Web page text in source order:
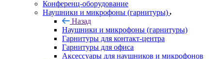
Конференц-оборудование
Наушники и микрофоны (гарнитуры)
Назад
Наушники и микрофоны (гарнитуры)
Гарнитуры для контакт-центра
Гарнитуры для офиса
Аксессуары для наушников и микрофонов